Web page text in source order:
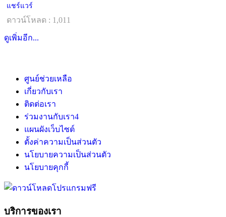
แชร์แวร์
ดาวน์โหลด : 1,011
ดูเพิ่มอีก...
ศูนย์ช่วยเหลือ
เกี่ยวกับเรา
ติดต่อเรา
ร่วมงานกับเรา4
แผนผังเว็บไซต์
ตั้งค่าความเป็นส่วนตัว
นโยบายความเป็นส่วนตัว
นโยบายคุกกี้
บริการของเรา